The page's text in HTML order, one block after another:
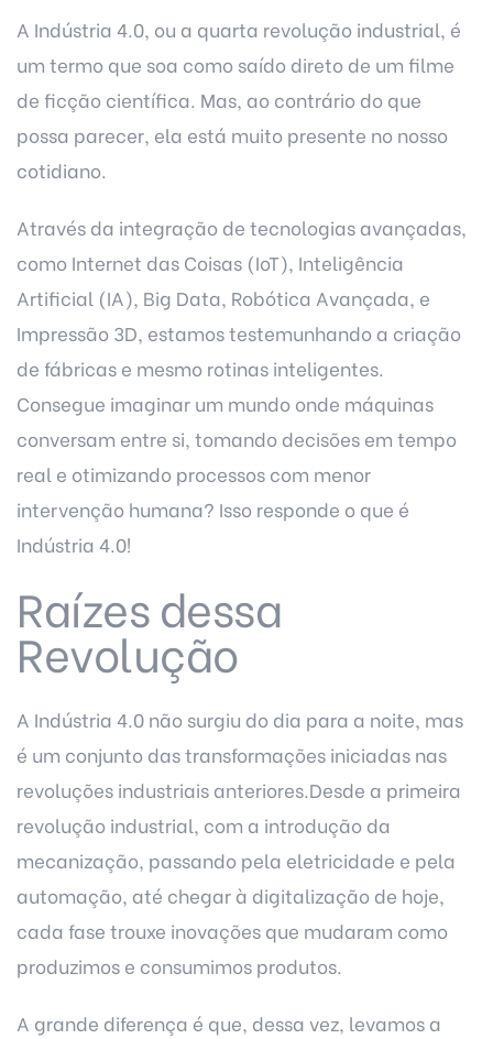
A Indústria 4.0, ou a quarta revolução industrial, é
um termo que soa como saído direto de um filme
de ficção científica. Mas, ao contrário do que
possa parecer, ela está muito presente no nosso
cotidiano.
Através da integração de tecnologias avançadas,
como Internet das Coisas (IoT), Inteligência
Artificial (IA), Big Data, Robótica Avançada, e
Impressão 3D, estamos testemunhando a criação
de fábricas e mesmo rotinas inteligentes.
Consegue imaginar um mundo onde máquinas
conversam entre si, tomando decisões em tempo
real e otimizando processos com menor
intervenção humana? Isso responde o que é
Indústria 4.0!
Raízes dessa
Revolução
A Indústria 4.0 não surgiu do dia para a noite, mas
é um conjunto das transformações iniciadas nas
revoluções industriais anteriores.Desde a primeira
revolução industrial, com a introdução da
mecanização, passando pela eletricidade e pela
automação, até chegar à digitalização de hoje,
cada fase trouxe inovações que mudaram como
produzimos e consumimos produtos.
A grande diferença é que, dessa vez, levamos a